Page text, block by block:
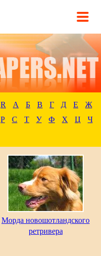
R А Б В Г Д Е
Ж
Р С Т У Ф Х Ц
Ч
Морда новошотландского
ретривера